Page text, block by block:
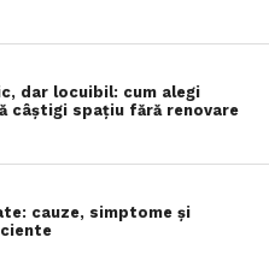
dar locuibil: cum alegi
câștigi spațiu fără renovare
cauze, simptome și